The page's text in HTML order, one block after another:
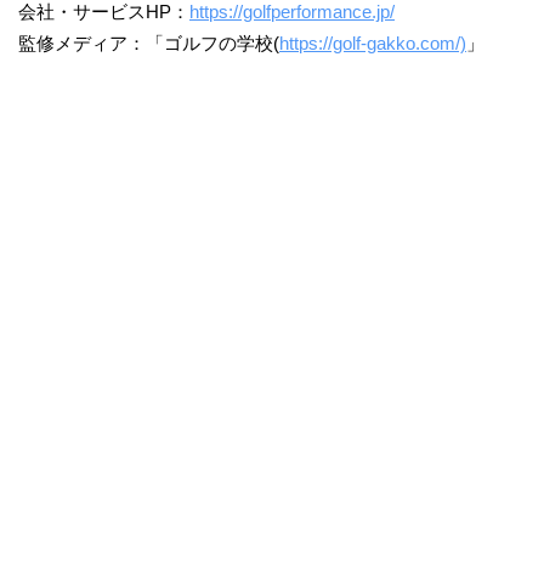
会社・サービスHP： https://golfperformance.jp/
監修メディア：「ゴルフの学校(https://golf-gakko.com/) 」